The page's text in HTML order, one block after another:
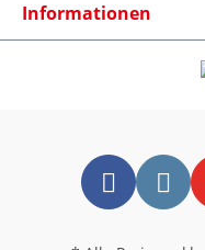
Informationen